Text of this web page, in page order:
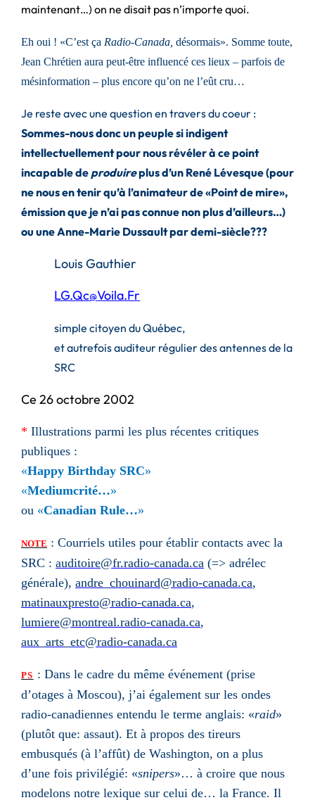
maintenant…) on ne disait pas n’importe quoi.
Eh oui ! «C’est ça Radio-Canada, désormais». Somme toute,
Jean Chrétien aura peut-être influencé ces lieux – parfois de
mésinformation – plus encore qu’on ne l’eût cru…
Je reste avec une question en travers du coeur :
Sommes-nous donc un peuple si indigent
intellectuellement pour nous révéler à ce point
incapable de produireplus d’un René Lévesque (pour
ne nous en tenir qu’à l’animateur de «Point de mire»,
émission que je n’ai pas connue non plus d’ailleurs…)
ou une Anne-Marie Dussault par demi-siècle???
Louis Gauthier
LG.Qc@Voila.Fr
simple citoyen du Québec,
et autrefois auditeur régulier des antennes de la
SRC
Ce 26 octobre 2002
* Illustrations parmi les plus récentes critiques
publiques :
«Happy Birthday SRC»
«Mediumcrité…»
ou «Canadian Rule…»
NOTE : Courriels utiles pour établir contacts avec la
SRC : auditoire@fr.radio-canada.ca (=> adrélec
générale), andre_chouinard@radio-canada.ca,
matinauxpresto@radio-canada.ca,
lumiere@montreal.radio-canada.ca,
aux_arts_etc@radio-canada.ca
PS : Dans le cadre du même événement (prise
d’otages à Moscou), j’ai également sur les ondes
radio-canadiennes entendu le terme anglais: «raid»
(plutôt que: assaut). Et à propos des tireurs
embusqués (à l’affût) de Washington, on a plus
d’une fois privilégié: «snipers»… à croire que nous
modelons notre lexique sur celui de… la France. Il